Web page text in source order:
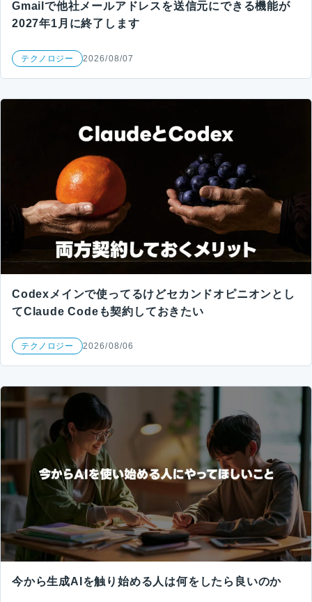
Gmailで他社メールアドレスを送信元にできる機能が
2027年1月に終了します
テクノロジー 2026/08/07
Codexメインで使ってるけどセカンドオピニオンとし
てClaude Codeも契約しておきたい
テクノロジー 2026/08/06
今から生成AIを触り始める人は何をしたら良いのか